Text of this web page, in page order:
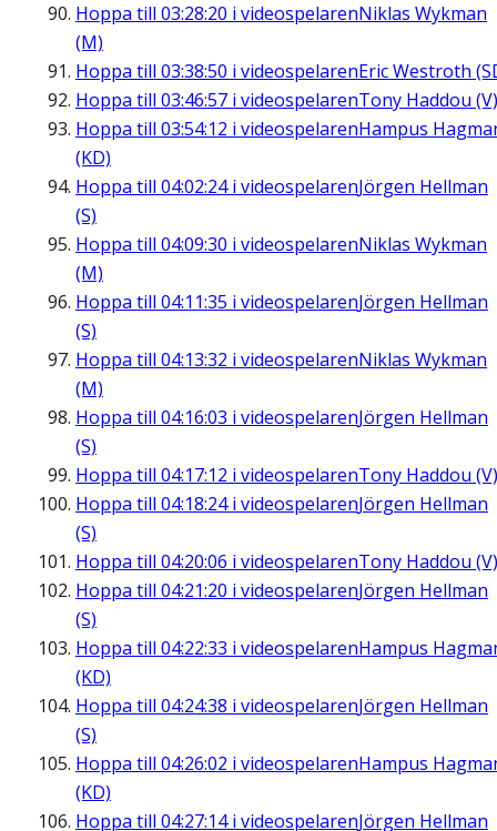
Hoppa till 03:28:20 i videospelarenNiklas Wykman
(M)
Hoppa till 03:38:50 i videospelarenEric Westroth
Hoppa till 03:46:57 i videospelarenTony Haddou (V)
Hoppa till 03:54:12 i videospelarenHampus
(KD)
Hoppa till 04:02:24i videospelarenJörgen Hellman
(S)
Hoppa till 04:09:30 i videospelarenNiklas Wykman
(M)
Hoppa till 04:11:35 i videospelarenJörgen Hellman
(S)
Hoppa till 04:13:32 i videospelarenNiklas Wykman
(M)
Hoppa till 04:16:03 i videospelarenJörgen Hellman
(S)
Hoppa till 04:17:12 i videospelarenTony Haddou (V)
Hoppa till 04:18:24i videospelarenJörgen Hellman
(S)
Hoppa till 04:20:06 i videospelarenTony Haddou (V)
Hoppa till 04:21:20 i videospelarenJörgen Hellman
(S)
Hoppa till 04:22:33 i videospelarenHampus
(KD)
Hoppa till 04:24:38 i videospelarenJörgen Hellman
(S)
Hoppa till 04:26:02 i videospelarenHampus
(KD)
Hoppa till 04:27:14i videospelarenJörgen Hellman